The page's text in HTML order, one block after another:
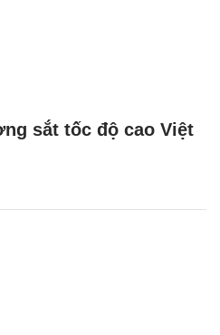
sắt tốc độ cao Việt